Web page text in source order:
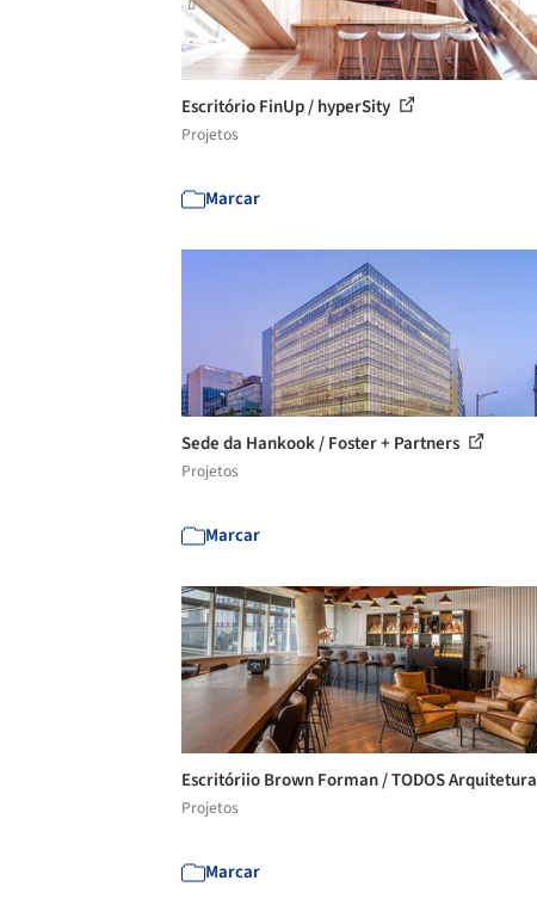
Escritório FinUp / hyperSity
Projetos
Marcar
Sede da Hankook / Foster + Partners
Projetos
Marcar
Escritóriio Brown Forman / TODOS Arquitetura
Projetos
Marcar